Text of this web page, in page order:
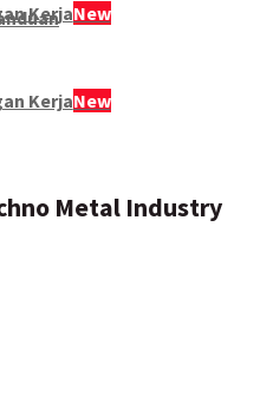
KerjaNew
KerjaNew
Metal Industry